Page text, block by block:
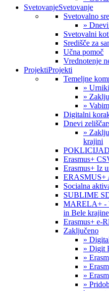
SvetovanjeSvetovanje
Svetovalno
»
Svetovalni
Središče za
Učna pomoč
Vrednotenje
ProjektiProjekti
Temeljne
» Urniki
»
»
Digitalni
Dnevi
»
krajini
Erasmus+
Erasmus+ Iz
ERASMUS+
Socialna
SUBLIME
MARELA+ -
in Bele krajine
Erasmus+ e-
Zaključeno
»
» Digit
»
»
»
»